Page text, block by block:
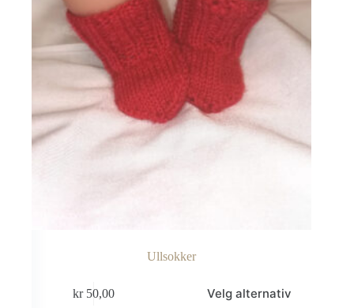
Ullsokker
kr50,00 Velg alternativ